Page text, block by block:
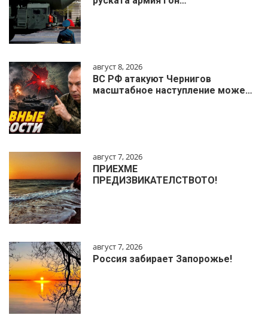
август 8, 2026
ВС РФ атакуют Чернигов
масштабное наступление може…
август 7, 2026
ПРИЕХМЕ
ПРЕДИЗВИКАТЕЛСТВОТО!
август 7, 2026
Россия забирает Запорожье!